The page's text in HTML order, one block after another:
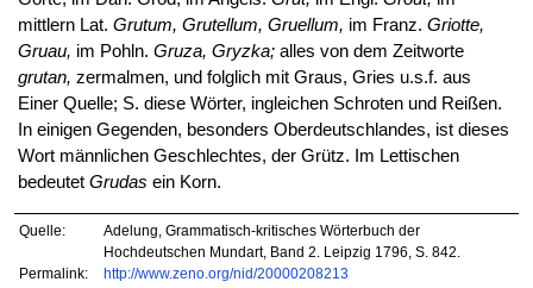
mittlern Lat. Grutum, Grutellum, Gruellum, im Franz. Griotte,
Gruau, im Pohln. Gruza, Gryzka;alles von dem Zeitworte
grutan, zermalmen, und folglich mit Graus, Gries u.s.f. aus
Einer Quelle; S. diese Wörter, ingleichen Schroten und Reißen.
In einigen Gegenden, besonders Oberdeutschlandes, ist dieses
Wort männlichen Geschlechtes, der Grütz. Im Lettischen
bedeutet Grudas ein Korn.
Quelle:
Adelung, Grammatisch-kritisches Wörterbuch der
Hochdeutschen Mundart, Band 2. Leipzig 1796, S. 842.
Permalink:
http://www.zeno.org/nid/20000208213